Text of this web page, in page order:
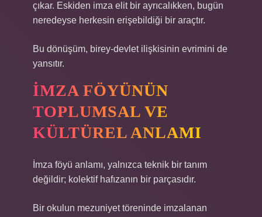
çıkar. Eskiden imza elit bir ayrıcalıkken, bugün
neredeyse herkesin erişebildiği bir araçtır.
Bu dönüşüm, birey-devlet ilişkisinin evrimini de
yansıtır.
İMZA FÖYÜNÜN
TOPLUMSAL VE
KÜLTÜREL ANLAMI
İmza föyü anlamı, yalnızca teknik bir tanım
değildir; kolektif hafızanın bir parçasıdır.
Bir okulun mezuniyet töreninde imzalanan